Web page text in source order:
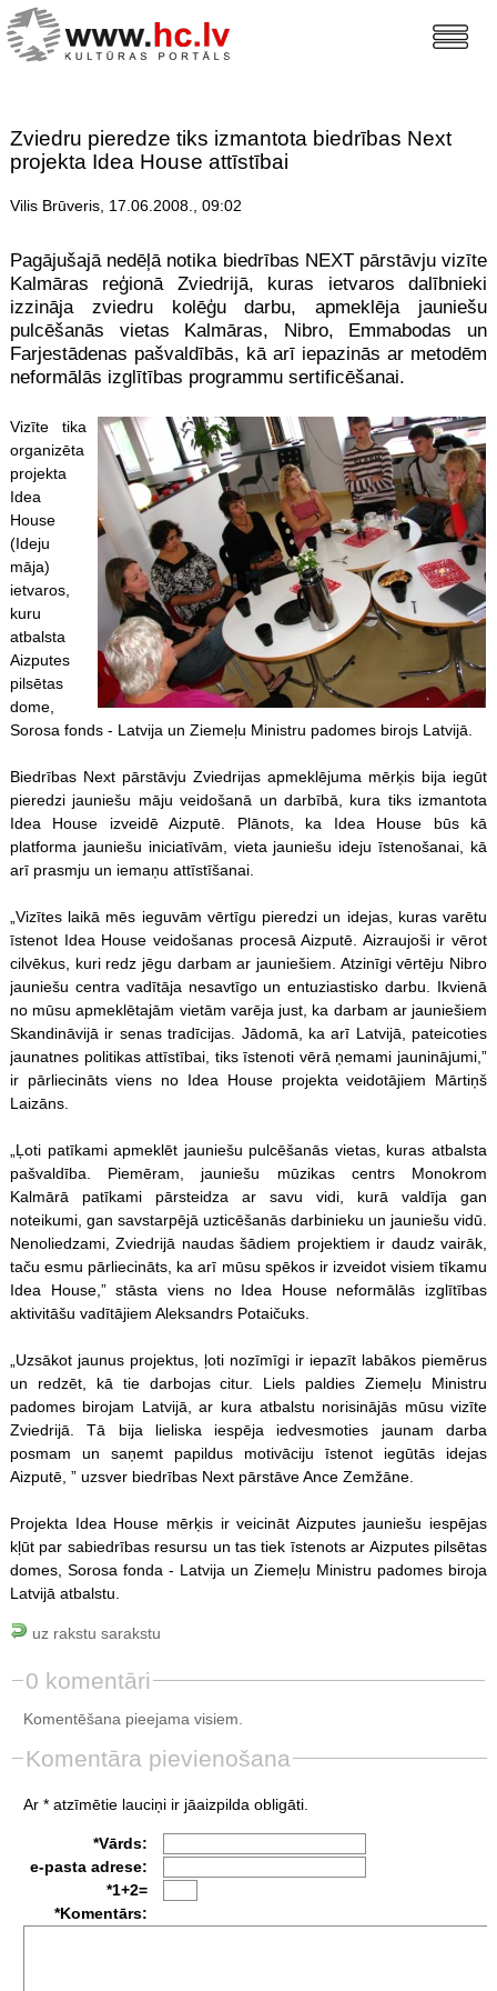
Zviedru pieredze tiks izmantota biedrības Next
projekta Idea House attīstībai
Vilis Brūveris, 17.06.2008., 09:02
Pagājušajā nedēļā notika biedrības NEXT pārstāvju vizīte
Kalmāras reģionā Zviedrijā, kuras ietvaros dalībnieki
izzināja zviedru kolēģu darbu, apmeklēja jauniešu
pulcēšanās vietas Kalmāras, Nibro, Emmabodas un
Farjestādenas pašvaldībās, kā arī iepazinās ar metodēm
neformālās izglītības programmu sertificēšanai.
Vizīte tika
organizēta
projekta
Idea
House
(Ideju
māja)
ietvaros,
kuru
atbalsta
Aizputes
pilsētas
dome,
Sorosa fonds - Latvija un Ziemeļu Ministru padomes birojs Latvijā.
Biedrības Next pārstāvju Zviedrijas apmeklējuma mērķis bija iegūt
pieredzi jauniešu māju veidošanā un darbībā, kura tiks izmantota
Idea House izveidē Aizputē. Plānots, ka Idea House būs kā
platforma jauniešu iniciatīvām, vieta jauniešu ideju īstenošanai, kā
arī prasmju un iemaņu attīstīšanai.
„Vizītes laikā mēs ieguvām vērtīgu pieredzi un idejas, kuras varētu
īstenot Idea House veidošanas procesā Aizputē. Aizraujoši ir vērot
cilvēkus, kuri redz jēgu darbam ar jauniešiem. Atzinīgi vērtēju Nibro
jauniešu centra vadītāja nesavtīgo un entuziastisko darbu. Ikvienā
no mūsu apmeklētajām vietām varēja just, ka darbam ar jauniešiem
Skandināvijā ir senas tradīcijas. Jādomā, ka arī Latvijā, pateicoties
jaunatnes politikas attīstībai, tiks īstenoti vērā ņemami jauninājumi,”
ir pārliecināts viens no Idea House projekta veidotājiem Mārtiņš
Laizāns.
„Ļoti patīkami apmeklēt jauniešu pulcēšanās vietas, kuras atbalsta
pašvaldība. Piemēram, jauniešu mūzikas centrs Monokrom
Kalmārā patīkami pārsteidza ar savu vidi, kurā valdīja gan
noteikumi, gan savstarpējā uzticēšanās darbinieku un jauniešu vidū.
Nenoliedzami, Zviedrijā naudas šādiem projektiem ir daudz vairāk,
taču esmu pārliecināts, ka arī mūsu spēkos ir izveidot visiem tīkamu
Idea House,” stāsta viens no Idea House neformālās izglītības
aktivitāšu vadītājiem Aleksandrs Potaičuks.
„Uzsākot jaunus projektus, ļoti nozīmīgi ir iepazīt labākos piemērus
un redzēt, kā tie darbojas citur. Liels paldies Ziemeļu Ministru
padomes birojam Latvijā, ar kura atbalstu norisinājās mūsu vizīte
Zviedrijā. Tā bija lieliska iespēja iedvesmoties jaunam darba
posmam un saņemt papildus motivāciju īstenot iegūtās idejas
Aizputē, ” uzsver biedrības Next pārstāve Ance Zemžāne.
Projekta Idea House mērķis ir veicināt Aizputes jauniešu iespējas
kļūt par sabiedrības resursu un tas tiek īstenots ar Aizputes pilsētas
domes, Sorosa fonda - Latvija un Ziemeļu Ministru padomes biroja
Latvijā atbalstu.
uz rakstu sarakstu
0 komentāri
Komentēšana pieejama visiem.
Komentāra pievienošana
Ar * atzīmētie lauciņi ir jāaizpilda obligāti.
*Vārds:
e-pasta adrese:
*1+2=
*Komentārs: